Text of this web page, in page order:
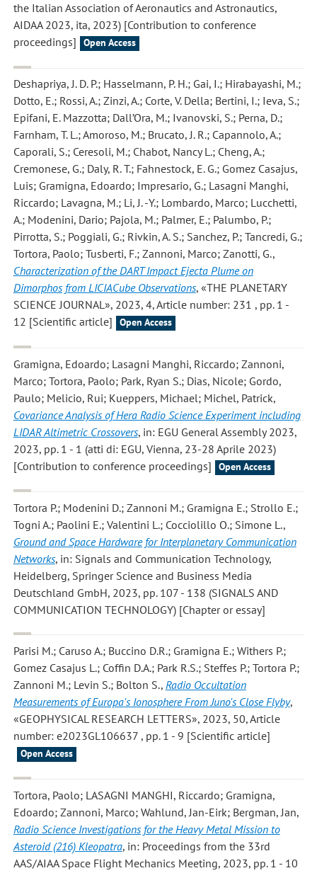
the Italian Association of Aeronautics and Astronautics,
AIDAA 2023, ita, 2023) [Contribution to conference
proceedings]
Open Access
Deshapriya, J. D. P.; Hasselmann, P. H.; Gai, I.; Hirabayashi, M.;
Dotto, E.; Rossi, A.; Zinzi, A.; Corte, V. Della; Bertini, I.; Ieva, S.;
Epifani, E. Mazzotta; Dall’Ora, M.; Ivanovski, S.; Perna, D.;
Farnham, T. L.; Amoroso, M.; Brucato, J. R.; Capannolo, A.;
Caporali, S.; Ceresoli, M.; Chabot, Nancy L.; Cheng, A.;
Cremonese, G.; Daly, R. T.; Fahnestock, E. G.; Gomez Casajus,
Luis; Gramigna, Edoardo; Impresario, G.; Lasagni Manghi,
Riccardo; Lavagna, M.; Li, J. -Y.; Lombardo, Marco; Lucchetti,
A.; Modenini, Dario; Pajola, M.; Palmer, E.; Palumbo, P.;
Pirrotta, S.; Poggiali, G.; Rivkin, A. S.; Sanchez, P.; Tancredi, G.;
Tortora, Paolo; Tusberti, F.; Zannoni, Marco; Zanotti, G.,
Characterization of the DART Impact Ejecta Plume on
Dimorphos from LICIACube Observations, «THE PLANETARY
SCIENCE JOURNAL», 2023, 4, Article number: 231 , pp. 1 -
12 [Scientific article]
Open Access
Gramigna, Edoardo; Lasagni Manghi, Riccardo; Zannoni,
Marco; Tortora, Paolo; Park, Ryan S.; Dias, Nicole; Gordo,
Paulo; Melicio, Rui; Kueppers, Michael; Michel, Patrick,
Covariance Analysis of Hera Radio Science Experiment including
LIDAR Altimetric Crossovers, in: EGU General Assembly 2023,
2023, pp. 1 - 1 (atti di: EGU, Vienna, 23-28 Aprile 2023)
[Contribution to conference proceedings]
Open Access
Tortora P.; Modenini D.; Zannoni M.; Gramigna E.; Strollo E.;
Togni A.; Paolini E.; Valentini L.; Cocciolillo O.; Simone L.,
Ground and Space Hardware for Interplanetary Communication
Networks, in: Signals and Communication Technology,
Heidelberg, Springer Science and Business Media
Deutschland GmbH, 2023, pp. 107 - 138 (SIGNALS AND
COMMUNICATION TECHNOLOGY) [Chapter or essay]
Parisi M.; Caruso A.; Buccino D.R.; Gramigna E.; Withers P.;
Gomez Casajus L.; Coffin D.A.; Park R.S.; Steffes P.; Tortora P.;
Zannoni M.; Levin S.; Bolton S., Radio Occultation
Measurements of Europa's Ionosphere From Juno's Close Flyby,
«GEOPHYSICAL RESEARCH LETTERS», 2023, 50, Article
number: e2023GL106637 , pp. 1 - 9 [Scientific article]
Open Access
Tortora, Paolo; LASAGNI MANGHI, Riccardo; Gramigna,
Edoardo; Zannoni, Marco; Wahlund, Jan-Eirk; Bergman, Jan,
Radio Science Investigations for the Heavy Metal Mission to
Asteroid (216) Kleopatra, in: Proceedings from the 33rd
AAS/AIAA Space Flight Mechanics Meeting, 2023, pp. 1 - 10